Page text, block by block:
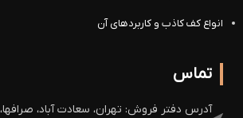
انواع کف کاذب و کاربردهای آن
تماس
آدرس دفتر فروش: تهران، سعادت آباد،